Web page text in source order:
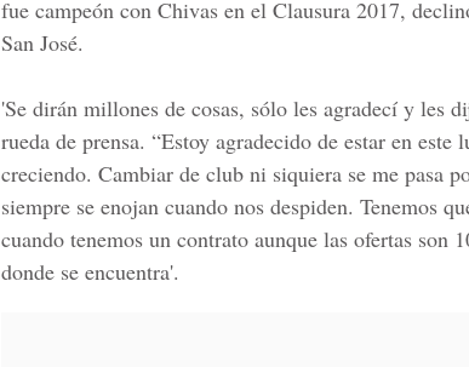
fue campeón con Chivas en el Clausura 2017,
San José.
'Se dirán millones de cosas, sólo les agradecí y les
rueda de prensa. “Estoy agradecido de estar en este
creciendo. Cambiar de club ni siquiera se me pasa
siempre se enojan cuando nos despiden. Tenemos
cuando tenemos un contrato aunque las ofertas son
donde se encuentra'.